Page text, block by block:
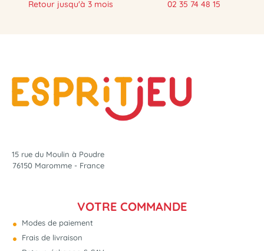
Retour jusqu'à 3 mois
02 35 74 48 15
15 rue du Moulin à Poudre
76150 Maromme - France
VOTRE COMMANDE
Modes de paiement
Frais de livraison